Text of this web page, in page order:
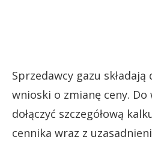
Sprzedawcy gazu składają
wnioski o zmianę ceny. Do
dołączyć szczegółową
cennika wraz z